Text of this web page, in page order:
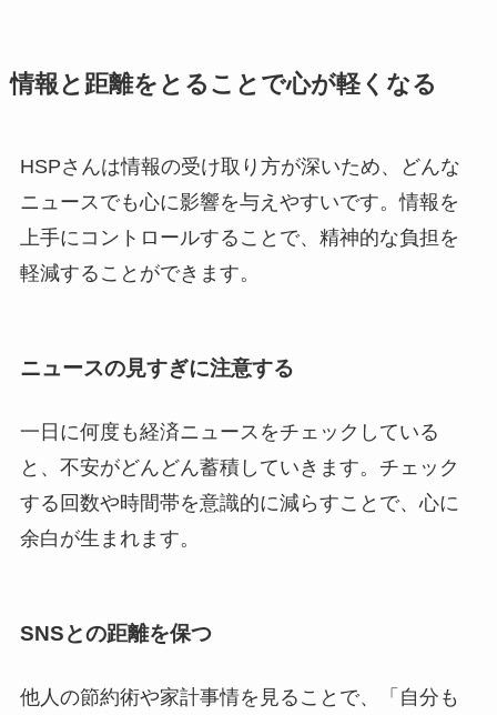
情報と距離をとることで心が軽くなる
HSPさんは情報の受け取り方が深いため、どんな
ニュースでも心に影響を与えやすいです。情報を
上手にコントロールすることで、精神的な負担を
軽減することができます。
ニュースの見すぎに注意する
一日に何度も経済ニュースをチェックしている
と、不安がどんどん蓄積していきます。チェック
する回数や時間帯を意識的に減らすことで、心に
余白が生まれます。
SNSとの距離を保つ
他人の節約術や家計事情を見ることで、「自分も